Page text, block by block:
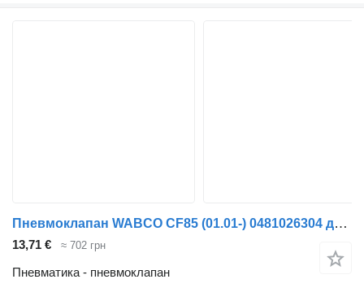
Пневмоклапан WABCO CF85 (01.01-) 0481026304 для тягача DAF LF45, LF55, LF180, CF65, CF75, CF85 (2001-)
13,71 € ≈ 702 грн
Пневматика - пневмоклапан